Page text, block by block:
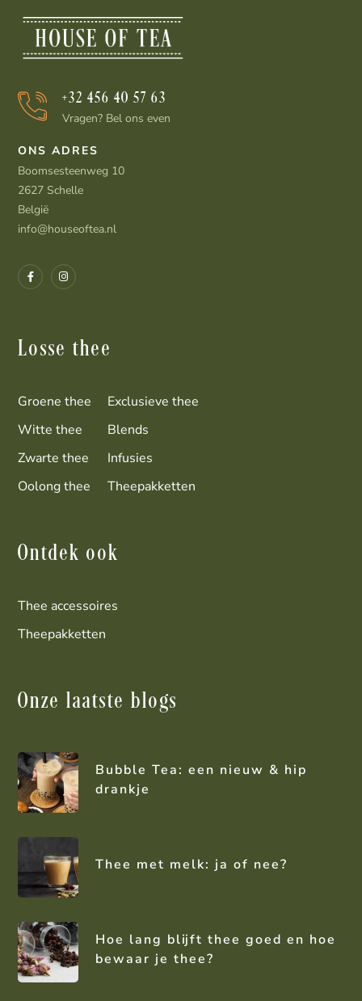
+32 456 40 57 63
Vragen? Bel ons even
ONS ADRES
Boomsesteenweg 10
2627 Schelle
België
info@houseoftea.nl
Losse thee
Groene thee
Witte thee
Zwarte thee
Oolong thee
Exclusieve thee
Blends
Infusies
Theepakketten
Ontdek ook
Thee accessoires
Theepakketten
Onze laatste blogs
Bubble Tea: een nieuw & hip
drankje
Thee met melk: ja of nee?
Hoe lang blijft thee goed en hoe
bewaar je thee?